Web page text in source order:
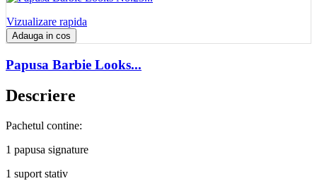
Vizualizare rapida
Adauga in cos
Papusa Barbie Looks...
Descriere
Pachetul contine:
1 papusa signature
1 suport stativ